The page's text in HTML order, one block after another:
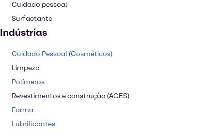
Cuidado pessoal
Surfactante
Indústrias
Cuidado Pessoal (Cosméticos)
Limpeza
Polímeros
Revestimentos e construção (ACES)
Farma
Lubrificantes